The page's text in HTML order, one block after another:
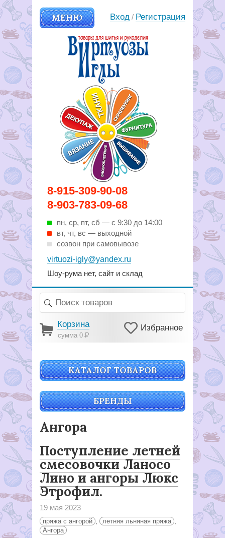
8-915-309-90-08
8-903-783-09-68
пн, ср, пт, cб — с 9:30 до 14:00
вт, чт, вс — выходной
созвон при самовывозе
virtuozi-igly@yandex.ru
Шоу-рума нет, сайт и склад
МЕНЮ
Вирутозы иглы. Товары для
шитья и рукоделья
Вход / Регистрация
Корзина
сумма 0Р
Избранное
КАТАЛОГ ТОВАРОВ
БРЕНДЫ
Ангора
Поступление летней
смесовочки Ланосо
Лино и ангоры Люкс
Этрофил.
19 мая 2023
пряжа с ангорой летняя льняная пряжа
Ангора